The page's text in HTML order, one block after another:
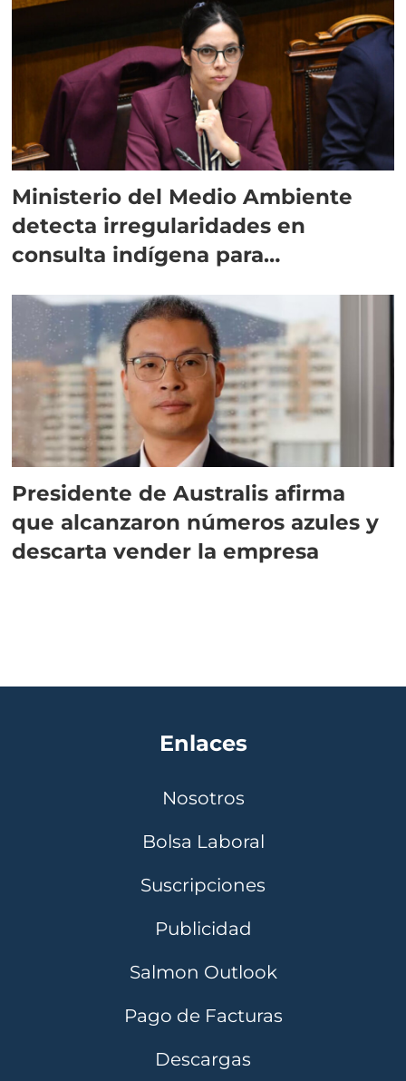
Ministerio del Medio Ambiente
detecta irregularidades en
consulta indígena para
Presidente de Australis afirma
que alcanzaron números azules y
descarta vender la empresa
Enlaces
Nosotros
Bolsa Laboral
Suscripciones
Publicidad
Salmon Outlook
Pago de Facturas
Descargas